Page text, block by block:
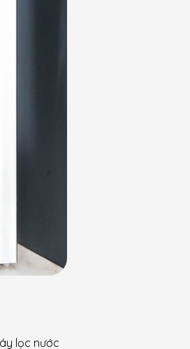
lọc nước